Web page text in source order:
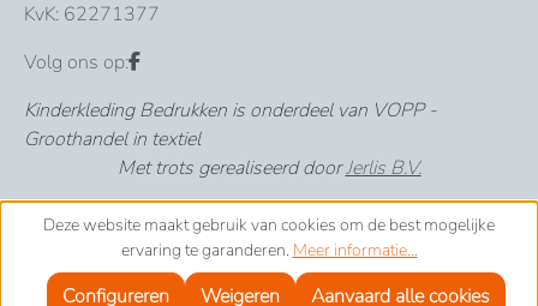
KvK: 62271377
Volg ons op:
Kinderkleding Bedrukken is onderdeel van VOPP -
Groothandel in textiel
Met trots gerealiseerd doorJerlis B.V.
Deze website maakt gebruik van cookies om de best mogelijke
ervaring te garanderen. Meer informatie...
Weigeren
Configureren Aanvaard alle cookies